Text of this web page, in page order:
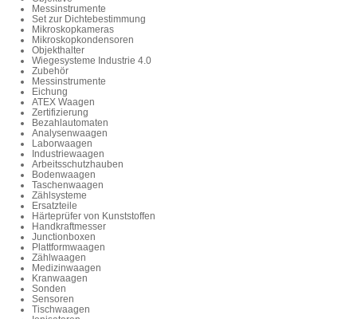
Messinstrumente
Set zur Dichtebestimmung
Mikroskopkameras
Mikroskopkondensoren
Objekthalter
Wiegesysteme Industrie 4.0
Zubehör
Messinstrumente
Eichung
ATEX Waagen
Zertifizierung
Bezahlautomaten
Analysenwaagen
Laborwaagen
Industriewaagen
Arbeitsschutzhauben
Bodenwaagen
Taschenwaagen
Zählsysteme
Ersatzteile
Härteprüfer von Kunststoffen
Handkraftmesser
Junctionboxen
Plattformwaagen
Zählwaagen
Medizinwaagen
Kranwaagen
Sonden
Sensoren
Tischwaagen